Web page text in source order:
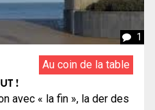
1
Au coin de la table
!
avec « la fin », la der des